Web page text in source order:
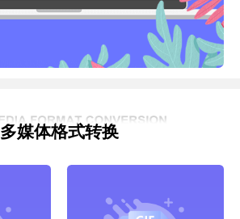
多媒体格式转换